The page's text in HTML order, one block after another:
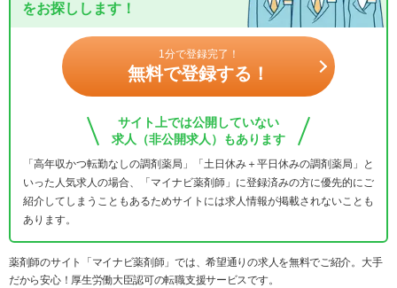
をお探しします！
1分で登録完了！
無料で登録する！
サイト上では公開していない
求人（非公開求人）もあります
「高年収かつ転勤なしの調剤薬局」「土日休み＋平日休みの調剤薬局」と
いった人気求人の場合、「マイナビ薬剤師」に登録済みの方に優先的にご
紹介してしまうこともあるためサイトには求人情報が掲載されないことも
あります。
薬剤師のサイト「マイナビ薬剤師」では、希望通りの求人を無料でご紹介。大手
だから安心！厚生労働大臣認可の転職支援サービスです。